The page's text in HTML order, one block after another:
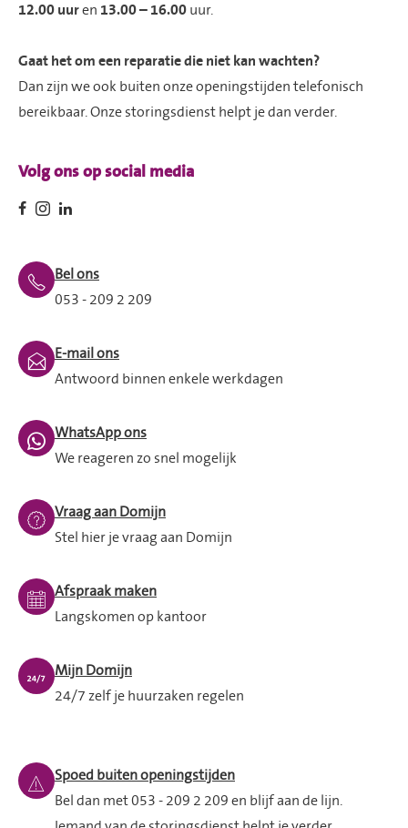
12.00 uuren 13.00 – 16.00 uur.
Gaat het om een reparatie die niet kan wachten?
Dan zijn we ook buiten onze openingstijden telefonisch
bereikbaar. Onze storingsdienst helpt je dan verder.
Volg ons op social media
Bel ons
053 - 209 2 209
E-mail ons
Antwoord binnen enkele werkdagen
WhatsApp ons
We reageren zo snel mogelijk
Vraag aan Domijn
Stel hier je vraag aan Domijn
Afspraak maken
Langskomen op kantoor
Mijn Domijn
24/7 zelf je huurzaken regelen
Spoed buiten openingstijden
Bel dan met 053 - 209 2 209 en blijf aan de lijn.